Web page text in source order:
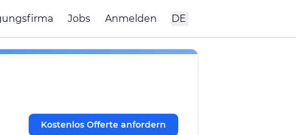
Jobs Anmelden DE
Kostenlos Offerte anfordern